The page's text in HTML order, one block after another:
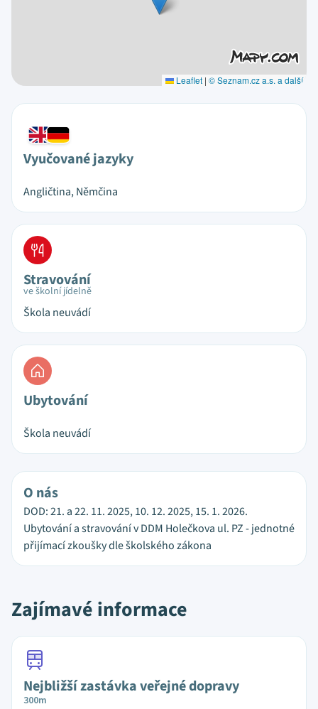
Leaflet | © Seznam.cz a.s. a další
Vyučované jazyky
Angličtina, Němčina
Stravování
ve školní jídelně
Škola neuvádí
Ubytování
Škola neuvádí
O nás
DOD: 21. a 22. 11. 2025, 10. 12. 2025, 15. 1. 2026.
Ubytování a stravování v DDM Holečkova ul. PZ - jednotné
přijímací zkoušky dle školského zákona
Zajímavé informace
Nejbližší zastávka veřejné dopravy
300m